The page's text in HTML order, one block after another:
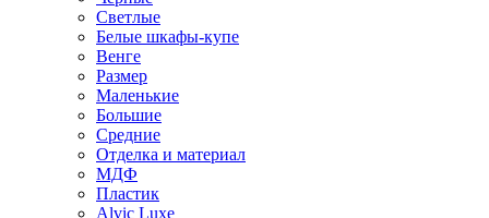
Светлые
Белые шкафы-купе
Венге
Размер
Маленькие
Большие
Средние
Отделка и материал
МДФ
Пластик
Alvic Luxe